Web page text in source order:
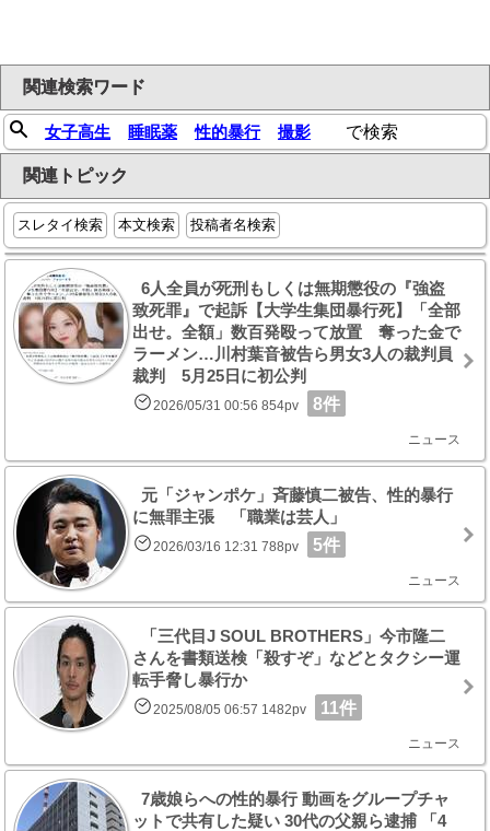
関連検索ワード
女子高生 睡眠薬 性的暴行 撮影 で検索
関連トピック
スレタイ検索 本文検索 投稿者名検索
6人全員が死刑もしくは無期懲役の『強盗
致死罪』で起訴【大学生集団暴行死】「全部
出せ。全額」数百発殴って放置 奪った金で
ラーメン…川村葉音被告ら男女3人の裁判員
裁判 5月25日に初公判
2026/05/31 00:56 854pv 8件
ニュース
元「ジャンポケ」斉藤慎二被告、性的暴行
に無罪主張 「職業は芸人」
2026/03/16 12:31 788pv 5件
ニュース
「三代目J SOUL BROTHERS」今市隆二
さんを書類送検「殺すぞ」などとタクシー運
転手脅し暴行か
2025/08/05 06:57 1482pv 11件
ニュース
7歳娘らへの性的暴行 動画をグループチャ
ットで共有した疑い 30代の父親ら逮捕 「4